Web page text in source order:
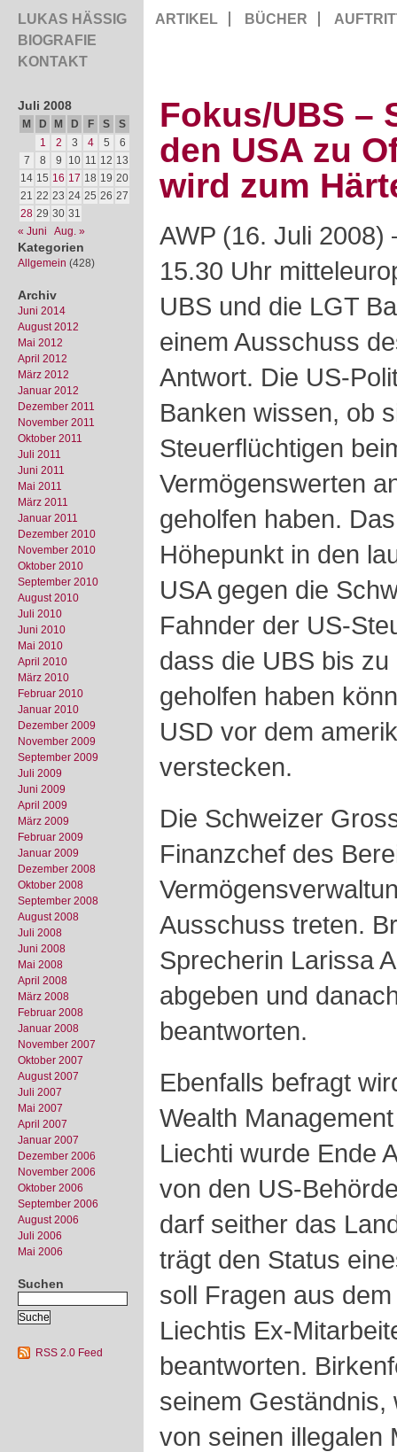
LUKAS HÄSSIG
BIOGRAFIE
KONTAKT
ARTIKEL BÜCHER
Juli 2008
M D M D F S
S
1
2 3 4 5
6
7
8 9 10 11 12 13
14 15 16 17 18 19 20
21 22 23 24 25 26 27
28 29 30 31
« Juni
Aug. »
Kategorien
Allgemein (428)
Archiv
Juni 2014
August 2012
Mai 2012
April 2012
März 2012
Januar 2012
Dezember 2011
November 2011
Oktober 2011
Juli 2011
Juni 2011
Mai 2011
März 2011
Januar 2011
Dezember 2010
November 2010
Oktober 2010
September 2010
August 2010
Juli 2010
Juni 2010
Mai 2010
April 2010
März 2010
Februar 2010
Januar 2010
Dezember 2009
November 2009
September 2009
Juli 2009
Juni 2009
April 2009
März 2009
Februar 2009
Januar 2009
Dezember 2008
Oktober 2008
September 2008
August 2008
Juli 2008
Juni 2008
Mai 2008
April 2008
März 2008
Februar 2008
Januar 2008
November 2007
Oktober 2007
August 2007
Juli 2007
Mai 2007
April 2007
Januar 2007
Dezember 2006
November 2006
Oktober 2006
September 2006
August 2006
Juli 2006
Mai 2006
Suchen
RSS 2.0 Feed
Fokus/UBS –
den USA zu
wird zum
AWP (16. Juli 2008)
15.30 Uhr
UBS und die LGT
einem Ausschuss
Antwort. Die US-
Banken wissen, ob
Steuerflüchtigen
Vermögenswerten
geholfen haben.
Höhepunkt in den
USA gegen die
Fahnder der US-
dass die UBS bis
geholfen haben
USD vor dem
verstecken.
Die Schweizer
Finanzchef des
Ausschuss treten.
Sprecherin Larissa
abgeben und
beantworten.
Ebenfalls befragt
Wealth
Liechti wurde Ende
von den US-
darf seither das
trägt den Status
soll Fragen aus
Liechtis Ex-
beantworten.
seinem
von seinen illegalen